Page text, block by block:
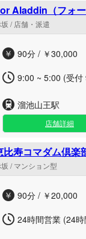
Aladdin（フォ
/ 店舗・派遣
90分 / ￥30,000
9:00 ~ 5:00 (受付
溜池山王駅
店舗詳細
/ マンション型
90分 / ￥20,000
24時間営業 (24